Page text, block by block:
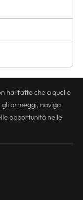
hai fatto che a quelle
ormeggi, naviga
opportunità nelle